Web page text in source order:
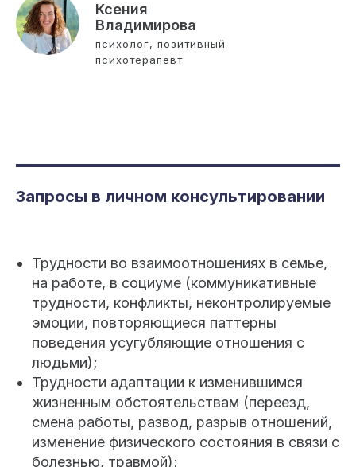
Ксения
Владимирова
психолог, позитивный
психотерапевт
Запросы в личном консультировании
Трудности во взаимоотношениях в семье,
на работе, в социуме (коммуникативные
трудности, конфликты, неконтролируемые
эмоции, повторяющиеся паттерны
поведения усугубляющие отношения с
людьми);
Трудности адаптации к изменившимся
жизненным обстоятельствам (переезд,
смена работы, развод, разрыв отношений,
изменение физического состояния в связи с
болезнью, травмой);